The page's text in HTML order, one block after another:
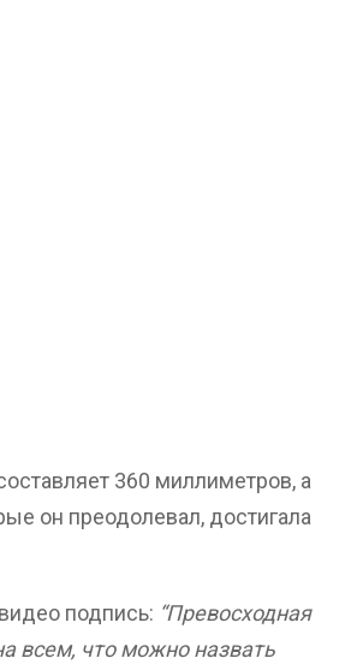
360 миллиметров, а
он преодолевал, достигала
подпись: “Превосходная
всем, что можно назвать